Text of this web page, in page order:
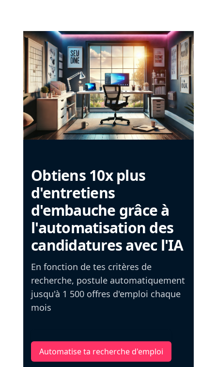
Obtiens 10x plus
d'entretiens
d'embauche grâce à
l'automatisation des
candidatures avec l'IA
En fonction de tes critères de
recherche, postule automatiquement
jusqu'à 1 500 offres d'emploi chaque
mois
Automatise ta recherche d'emploi